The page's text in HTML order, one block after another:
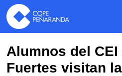
Alumnos del
Fuertes visitan